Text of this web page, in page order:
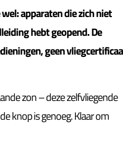
apparaten die zich niet
hebt geopend. De
geen
zon – deze zelfvliegende
knop is genoeg. Klaar om